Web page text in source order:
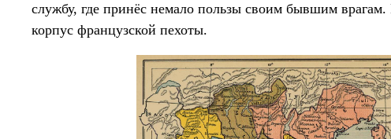
службу, где принёс немало пользы своим бывшим
корпус французской пехоты.